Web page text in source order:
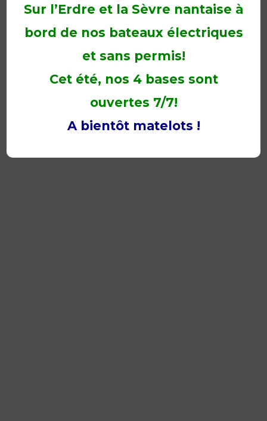
Sur l’Erdre et la Sèvre nantaise à
bord de nos bateaux électriques
et sans permis!
Cet été, nos 4 bases sont
ouvertes 7/7!
A bientôt matelots !